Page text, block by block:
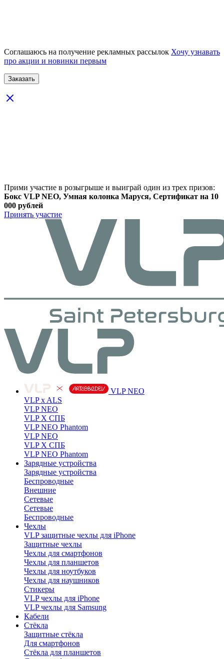
Соглашаюсь на получение рекламных рассылок Хочу узнавать
про акции и новинки первым
Прими участие в розыгрыше и выиграй один из трех призов:
Бокс VLP NEO, Умная колонка Маруся, Сертификат на 10
000 рублей
Принять участие
VLP NEO
VLP x ALS
VLP NEO
VLP X СПБ
VLP NEO Phantom
VLP NEO
VLP X СПБ
VLP NEO Phantom
Зарядные устройства
Зарядные устройства
Беспроводные
Внешние
Сетевые
Сетевые
Беспроводные
Чехлы
VLP защитные чехлы для iPhone
Защитные чехлы
Чехлы для смартфонов
Чехлы для планшетов
Чехлы для ноутбуков
Чехлы для наушников
Стикеры
VLP чехлы для iPhone
VLP чехлы для Samsung
Кабели
Стёкла
Защитные стёкла
Для смартфонов
Стёкла для планшетов